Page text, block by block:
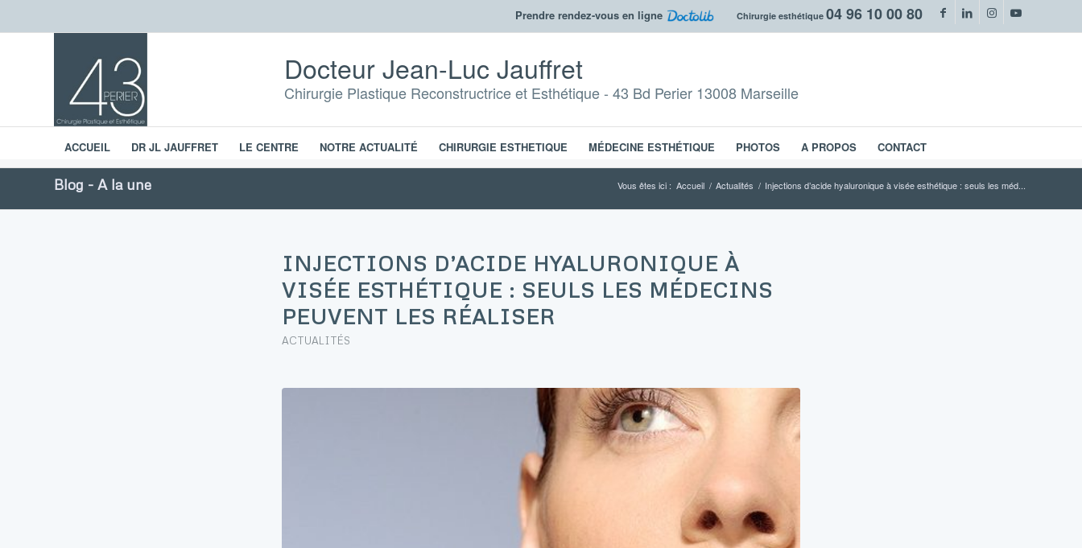
Prendre rendez-vous en ligne Chirurgie esthétique 04 96 10 00 80
Docteur Jean-Luc Jauffret
Chirurgie Plastique Reconstructrice et Esthétique - 43 Bd Perier 13008 Marseille
Chirurgie esthétique
ACCUEIL DR JL JAUFFRET LE CENTRE NOTRE ACTUALITÉ CHIRURGIE ESTHETIQUE MÉDECINE ESTHÉTIQUE PHOTOS A PROPOS CONTACT
Blog - A la une Vous êtes ici : Accueil / Actualités / Injections d’acide hyaluronique à visée esthétique : seuls les méd...
INJECTIONS D’ACIDE HYALURONIQUE À
VISÉE ESTHÉTIQUE : SEULS LES MÉDECINS
PEUVENT LES RÉALISER
ACTUALITÉS